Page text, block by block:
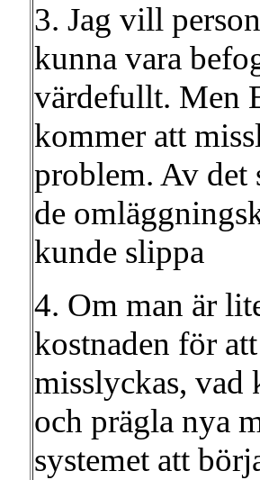
3. Jag vill
kunna vara
värdefullt. Men
kommer att
problem. Av det
de
kunde slippa
4. Om man är
kostnaden för
misslyckas, vad
och prägla nya
systemet att